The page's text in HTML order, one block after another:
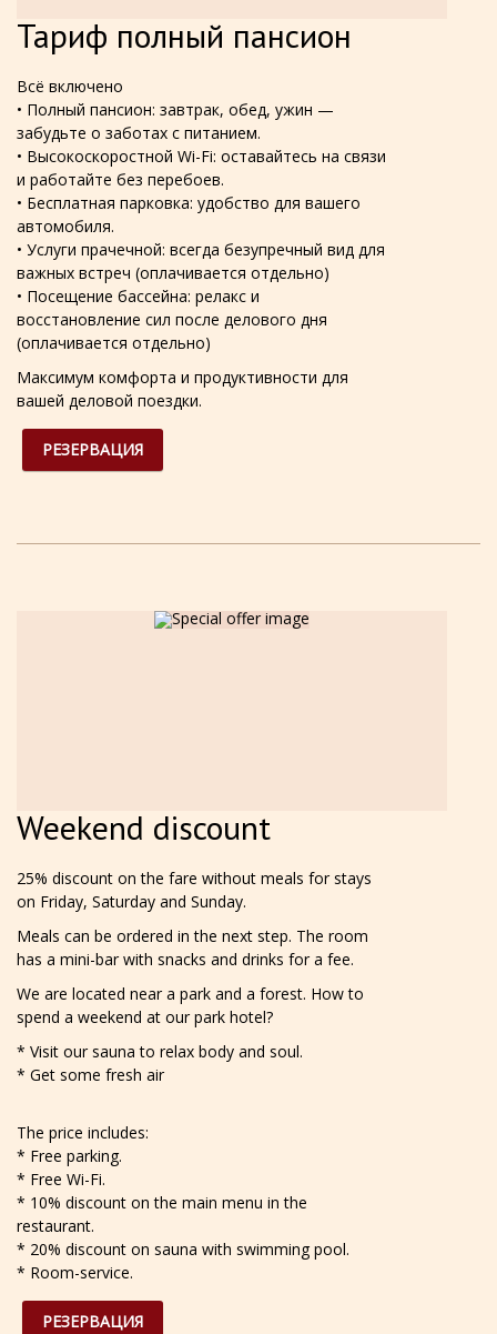
Тариф полный пансион
Всё включено
• Полный пансион: завтрак, обед, ужин —
забудьте о заботах с питанием.
• Высокоскоростной Wi-Fi: оставайтесь на связи
и работайте без перебоев.
• Бесплатная парковка: удобство для вашего
автомобиля.
• Услуги прачечной: всегда безупречный вид для
важных встреч (оплачивается отдельно)
• Посещение бассейна: релакс и
восстановление сил после делового дня
(оплачивается отдельно)
Максимум комфорта и продуктивности для
вашей деловой поездки.
РЕЗЕРВАЦИЯ
Weekend discount
25% discount on the fare without meals for stays
on Friday, Saturday and Sunday.
Meals can be ordered in the next step. The room
has a mini-bar with snacks and drinks for a fee.
We are located near a park and a forest. How to
spend a weekend at our park hotel?
* Visit our sauna to relax body and soul.
* Get some fresh air
The price includes:
* Free parking.
* Free Wi-Fi.
* 10% discount on the main menu in the
restaurant.
* 20% discount on sauna with swimming pool.
* Room-service.
РЕЗЕРВАЦИЯ